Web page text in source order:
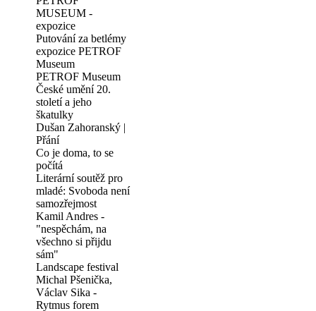
MUSEUM -
expozice
Putování za betlémy
expozice PETROF
Museum
PETROF Museum
České umění 20.
století a jeho
škatulky
Dušan Zahoranský |
Přání
Co je doma, to se
počítá
Literární soutěž pro
mladé: Svoboda není
samozřejmost
Kamil Andres -
"nespěchám, na
všechno si přijdu
sám"
Landscape festival
Michal Pšenička,
Václav Sika -
Rytmus forem